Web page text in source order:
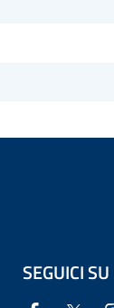
SEGUICI SU